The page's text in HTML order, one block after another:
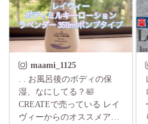
biyou.cosme.beautiful
レイヴィーボディミルキー
ローション ＬＶ 🪻スウィ
ートラベンダーバニラの香
り 保湿で人気のレイヴィー